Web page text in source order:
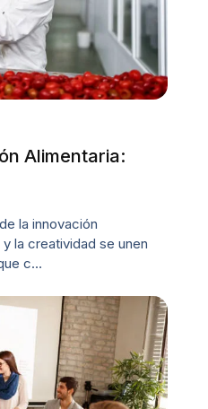
Alimentaria:
la innovación
la creatividad se unen
c…